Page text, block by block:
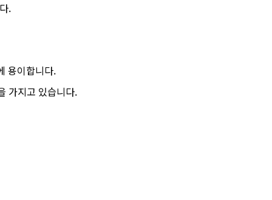
.
용이합니다.
가지고 있습니다.